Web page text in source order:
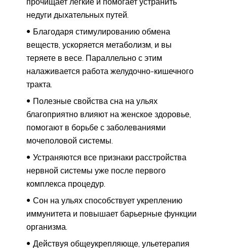
недуги дыхательных путей.
Благодаря стимулированию обмена
веществ, ускоряется метаболизм, и вы
теряете в весе. Параллельно с этим
налаживается работа желудочно-кишечного
тракта.
Полезные свойства сна на ульях
благоприятно влияют на женское здоровье,
помогают в борьбе с заболеваниями
мочеполовой системы.
Устраняются все признаки расстройства
нервной системы уже после первого
комплекса процедур.
Сон на ульях способствует укреплению
иммунитета и повышает барьерные функции
организма.
Действуя общеукрепляюще, ульетерапия